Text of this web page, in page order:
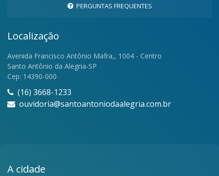
PERGUNTAS FREQUENTES
Localização
Avenida Francisco Antônio Mafra,, 1004 - Centro
Santo Antônio da Alegria-SP
Cep: 14390-000
(16) 3668-1233
ouvidoria@santoantoniodaalegria.com.br
A cidade